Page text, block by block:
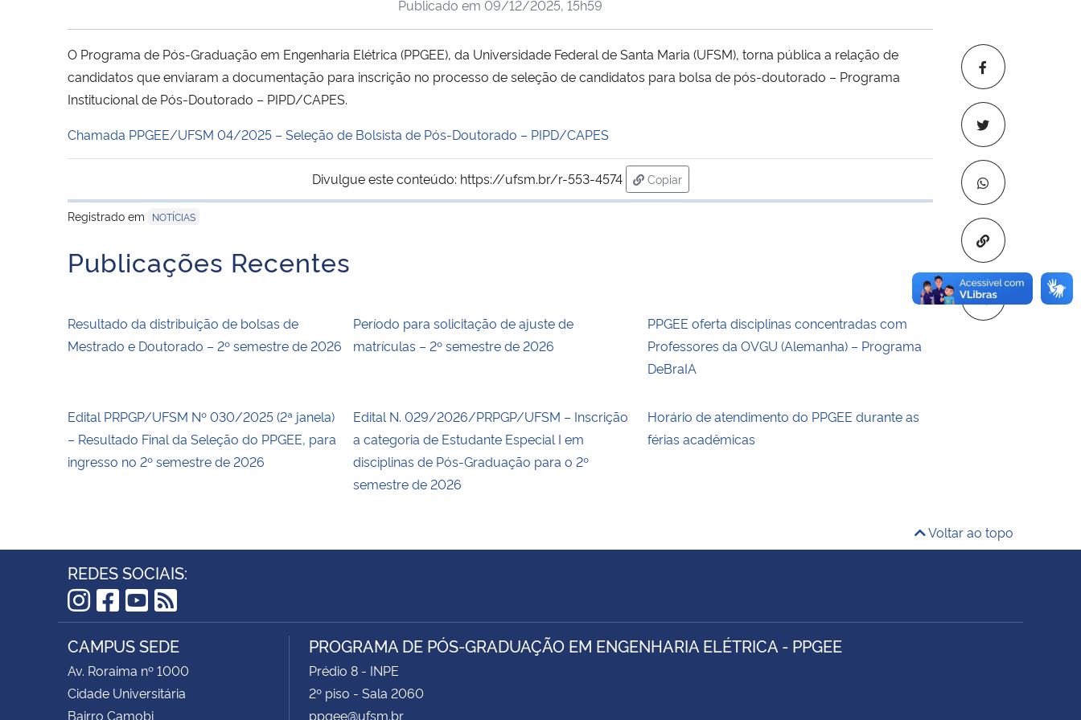
Copiar para
Publicado em 09/12/2025, 15h59
O Programa de Pós-Graduação em Engenharia Elétrica (PPGEE), da Universidade Federal de Santa Maria (UFSM), torna pública a relação de
candidatos que enviaram a documentação para inscrição no processo de seleção de candidatos para bolsa de pós-doutorado – Programa
Institucional de Pós-Doutorado – PIPD/CAPES.
Chamada PPGEE/UFSM 04/2025 – Seleção de Bolsista de Pós-Doutorado – PIPD/CAPES
Divulgue este conteúdo: https://ufsm.br/r-553-4574
Copiar
para área de transferência
Registrado em
NOTÍCIAS
Publicações Recentes
Resultado da distribuição de bolsas de
Mestrado e Doutorado – 2º semestre de 2026
Período para solicitação de ajuste de
matrículas – 2º semestre de 2026
PPGEE oferta disciplinas concentradas com
Professores da OVGU (Alemanha) – Programa
DeBraIA
Edital PRPGP/UFSM Nº 030/2025 (2ª janela)
– Resultado Final da Seleção do PPGEE, para
ingresso no 2º semestre de 2026
Edital N. 029/2026/PRPGP/UFSM – Inscrição
a categoria de Estudante Especial I em
disciplinas de Pós-Graduação para o 2º
semestre de 2026
Horário de atendimento do PPGEE durante as
férias acadêmicas
Voltar ao topo
REDES SOCIAIS:
Instagram
Facebook
YouTube
RSS
CAMPUS SEDE
Av. Roraima nº 1000
Cidade Universitária
Bairro Camobi
PROGRAMA DE PÓS-GRADUAÇÃO EM ENGENHARIA ELÉTRICA - PPGEE
Prédio 8 - INPE
2º piso - Sala 2060
ppgee@ufsm.br